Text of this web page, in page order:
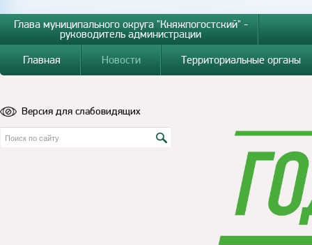
Глава муниципального округа "Княжпогостский" -
руководитель администрации
Главная
Новости Территориальные органы
Версия для слабовидящих